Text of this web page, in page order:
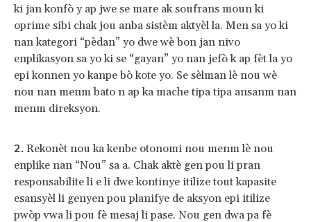
ki jan konfò y ap jwe se mare ak soufrans moun ki
oprime sibi chak jou anba sistèm aktyèl la. Men sa yo ki
nan kategori “pèdan” yo dwe wè bon jan nivo
enplikasyon sa yo ki se “gayan” yo nan jefò k ap fèt la yo
epi konnen yo kanpe bò kote yo. Se sèlman lè nou wè
nou nan menm bato n ap ka mache tipa tipa ansanm nan
menm direksyon.
Rekonèt nou ka kenbe otonomi nou menm lè nou
enplike nan “Nou” sa a. Chak aktè gen pou li pran
responsabilite li e li dwe kontinye itilize tout kapasite
esansyèl li genyen pou planifye de aksyon epi itilize
pwòp vwa li pou fè mesaj li pase. Nou gen dwa pa fè